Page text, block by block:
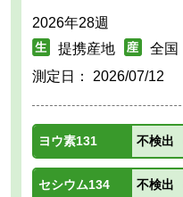
2026年28週
提携産地
全国
測定日： 2026/07/12
ヨウ素131 不検出
セシウム134 不検出